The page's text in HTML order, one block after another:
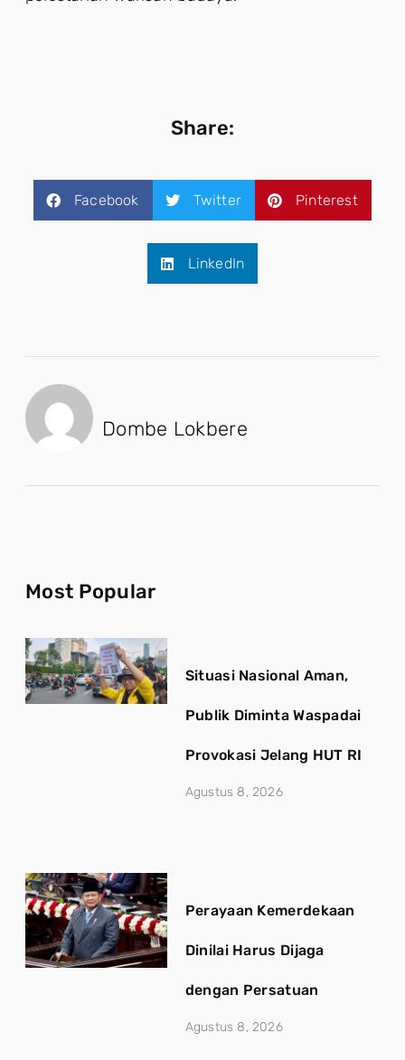
Share:
Facebook Twitter Pinterest
LinkedIn
Dombe Lokbere
Most Popular
Situasi Nasional Aman,
Publik Diminta Waspadai
Provokasi Jelang HUT RI
Agustus 8, 2026
Perayaan Kemerdekaan
Dinilai Harus Dijaga
dengan Persatuan
Agustus 8, 2026